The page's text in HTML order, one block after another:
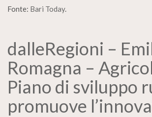
Fonte: Bari Today.
dalleRegioni –
Romagna –
Piano di sviluppo
promuove